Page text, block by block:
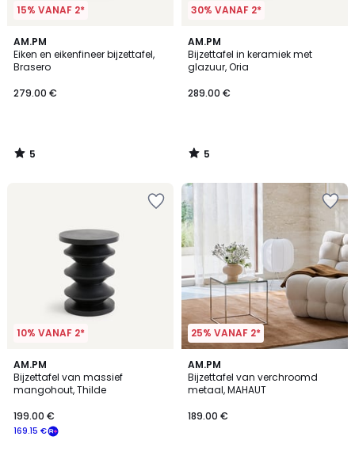
15% VANAF 2*
AM.PM
Eiken en eikenfineer bijzettafel,
Brasero
279.00 €
5
/
5
5
/
30% VANAF 2*
AM.PM
Bijzettafel in keramiek met
glazuur, Oria
289.00 €
5
/
5
5
/
10% VANAF 2*
AM.PM
Bijzettafel van massief
mangohout, Thilde
169.15 €
199.00 €
4.6
/ 5
3
Kleuren
25% VANAF 2*
AM.PM
Bijzettafel van verchroomd
metaal, MAHAUT
189.00 €